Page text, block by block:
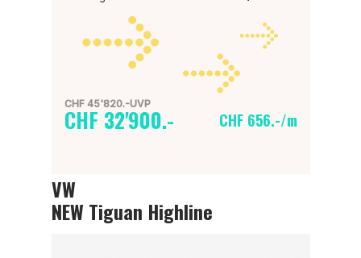
CHF 45'820.-UVP
CHF 32'900.- CHF 656.-/m
VW
NEW Tiguan Highline